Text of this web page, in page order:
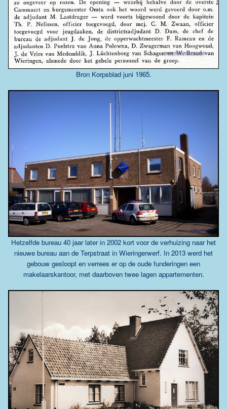
Bron Korpsblad juni 1965.
Hetzelfde bureau 40 jaar later in 2002 kort voor de verhuizing naar het
nieuwe bureau aan de Terpstraat in Wieringerwerf. In 2013 werd het
gebouw gesloopt en verrees er op de oude funderingen een
makelaarskantoor, met daarboven twee lagen appartementen.